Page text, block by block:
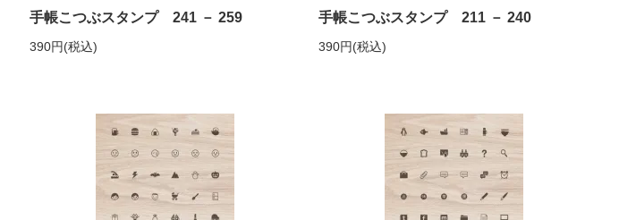
手帳こつぶスタンプ 241 － 259
390円(税込)
手帳こつぶスタンプ 211 － 240
390円(税込)